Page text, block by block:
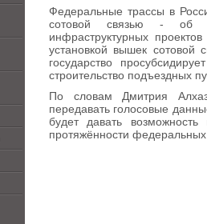
Федеральные трассы в
сотовой связью - об
инфраструктурных
установкой вышек сотовой
государство
строительство подъездных
По словам Дмитрия
передавать голосовые
будет давать
протяжённости федеральных